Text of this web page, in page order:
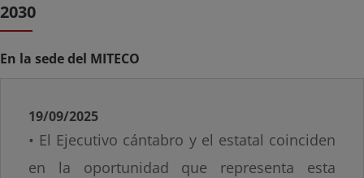
2030
En la sede del MITECO
19/09/2025
• El Ejecutivo cántabro y el estatal coinciden
en la oportunidad que representa esta